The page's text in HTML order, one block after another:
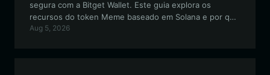
segura com a Bitget Wallet. Este guia explora os
recursos do token Meme baseado em Solana e por que
a Bitget Wallet é a melhor escolha para navegar pelo
Aug 5, 2026